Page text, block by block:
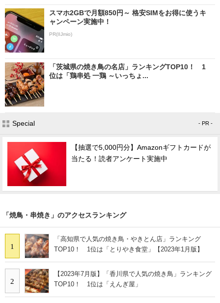
スマホ2GBで月額850円～ 格安SIMをお得に使うキ
ャンペーン実施中！
PR(IIJmio)
「茨城県の焼き鳥の名店」ランキングTOP10！ 1
位は「鶏串処 一鶏 ～いっちょ...
Special - PR -
【抽選で5,000円分】Amazonギフトカードが
当たる！読者アンケート実施中
「焼鳥・串焼き」のアクセスランキング
1
「高知県で人気の焼き鳥・やきとん店」ランキング
TOP10！ 1位は「とりやき食堂」【2023年1月版】
2
【2023年7月版】「香川県で人気の焼き鳥」ランキング
TOP10！ 1位は「えんぎ屋」